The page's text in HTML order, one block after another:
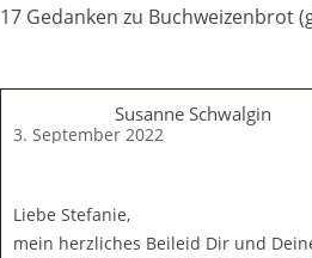
17 Gedanken zu Buchweizenbrot
Susanne Schwalgin
3. September 2022
Liebe Stefanie,
mein herzliches Beileid Dir und